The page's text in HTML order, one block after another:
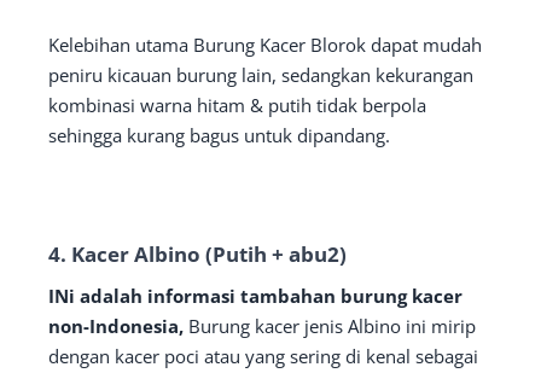
Kelebihan utama Burung Kacer Blorok dapat mudah
peniru kicauan burung lain, sedangkan kekurangan
kombinasi warna hitam & putih tidak berpola
sehingga kurang bagus untuk dipandang.
4. Kacer Albino (Putih + abu2)
INi adalah informasi tambahan burung kacer
non-Indonesia, Burung kacer jenis Albino ini mirip
dengan kacer poci atau yang sering di kenal sebagai